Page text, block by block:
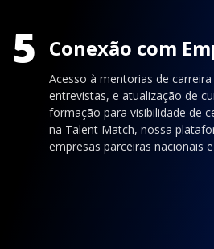
5 Conexão com
Acesso à mentorias de
entrevistas, e atualização de
formação para visibilidade de
na Talent Match, nossa
empresas parceiras nacionais